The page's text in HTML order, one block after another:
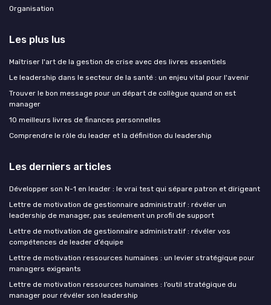
Organisation
Les plus lus
Maîtriser l'art de la gestion de crise avec des livres essentiels
Le leadership dans le secteur de la santé : un enjeu vital pour l'avenir
Trouver le bon message pour un départ de collègue quand on est
manager
10 meilleurs livres de finances personnelles
Comprendre le rôle du leader et la définition du leadership
Les derniers articles
Développer son N-1 en leader : le vrai test qui sépare patron et dirigeant
Lettre de motivation de gestionnaire administratif : révéler un
leadership de manager, pas seulement un profil de support
Lettre de motivation de gestionnaire administratif : révéler vos
compétences de leader d’équipe
Lettre de motivation ressources humaines : un levier stratégique pour
managers exigeants
Lettre de motivation ressources humaines : l’outil stratégique du
manager pour révéler son leadership